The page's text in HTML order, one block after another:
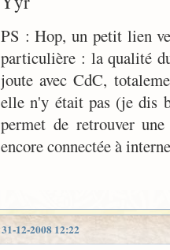
PS : Hop, un petit lien
particulière : la qualité
joute avec CdC,
elle n'y était pas (je dis
permet de retrouver
encore connectée à
31-12-2008 12:22